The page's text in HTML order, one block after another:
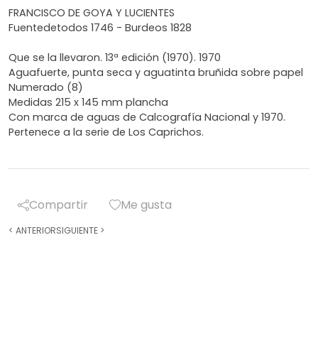
FRANCISCO DE GOYA Y LUCIENTES
Fuentedetodos 1746 - Burdeos 1828
Que se la llevaron. 13ª edición (1970). 1970
Aguafuerte, punta seca y aguatinta bruñida sobre papel
Numerado (8)
Medidas 215 x 145 mm plancha
Con marca de aguas de Calcografía Nacional y 1970.
Pertenece a la serie de Los Caprichos.
Compartir Me gusta
< ANTERIORSIGUIENTE >